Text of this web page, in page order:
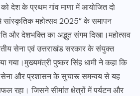
को देश के प्रथम गांव माणा में आयोजित दो
सांस्कृतिक महोत्सव 2025” के समापन
और देशभक्ति का अद्भुत संगम दिखा।महोत्सव
सेना एवं उत्तराखंड सरकार के संयुक्त
गया।मुख्यमंत्री पुष्कर सिंह धामी ने कहा कि
सेना और प्रशासन के सुचारू समन्वय से यह
रहा। जिसने सीमांत क्षेत्रों में पर्यटन और